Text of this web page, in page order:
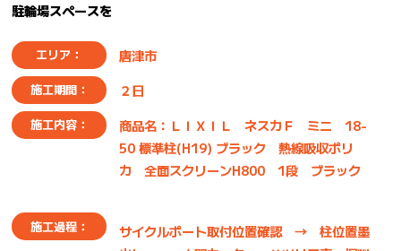
駐輪場スペースを
エリア： 唐津市
施工期間： ２日
施工内容：
商品名：ＬＩＸＩＬ ネスカＦ ミニ 18-
50 標準柱(H19) ブラック 熱線吸収ポリ
カ 全面スクリーンH800 1段 ブラック
施工過程：
サイクルポート取付位置確認 → 柱位置墨